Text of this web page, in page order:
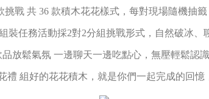
挑戰 共 36 款積木花花樣式，每對現場隨機抽籤
裝任務活動採2對2分組挑戰形式，自然破冰、
放鬆氣氛 一邊聊天一邊吃點心，無壓輕鬆認
禮 組好的花花積木，就是你們一起完成的回憶